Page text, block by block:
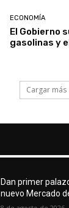
ECONOMÍA
El Gobierno
gasolinas y
Cargar más
Dan primer
nuevo Mercado